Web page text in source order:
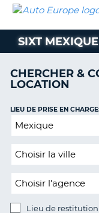
LOCATION
VOITURE
CAMPING-
CAR
AUTO
EUROPE
LOCATION
VOITURE
CAMPING-
CAR
PARTENAIRES
SUPPORT
CLIENT
COMPTE
MA
SIXT
CHERCHER &
LOCATION
Lieu
restitution
LIEU DE PRISE EN
Lieu de